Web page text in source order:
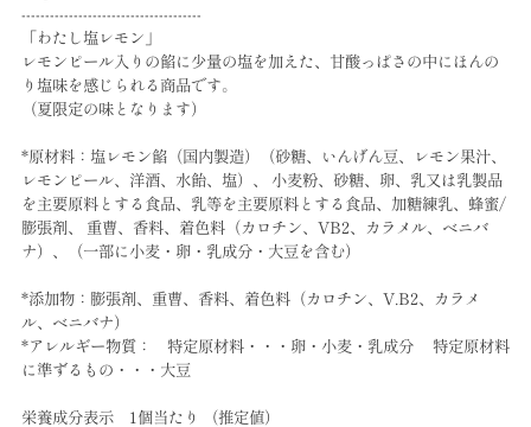
--------------------------------------
「わたし塩レモン」
レモンピール入りの餡に少量の塩を加えた、甘酸っぱさの中にほんの
り塩味を感じられる商品です。
（夏限定の味となります）
*原材料：塩レモン餡（国内製造）（砂糖、いんげん豆、レモン果汁、
レモンピール、洋酒、水飴、塩）、 小麦粉、砂糖、卵、乳又は乳製品
を主要原料とする食品、乳等を主要原料とする食品、加糖練乳、蜂蜜/
膨張剤、 重曹、香料、着色料（カロチン、VB2、カラメル、ベニバ
ナ）、（一部に小麦・卵・乳成分・大豆を含む）
*添加物：膨張剤、重曹、香料、着色料（カロチン、V.B2、カラメ
ル、ベニバナ）
*アレルギー物質： 特定原材料・・・卵・小麦・乳成分 特定原材料
に準ずるもの・・・大豆
栄養成分表示 1個当たり （推定値）